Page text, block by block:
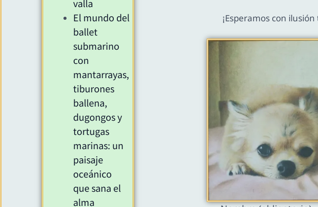
valla
El mundo del
ballet
submarino
con
mantarrayas,
tiburones
ballena,
dugongos y
tortugas
marinas: un
paisaje
oceánico
que sana el
alma
¡Esperamos con